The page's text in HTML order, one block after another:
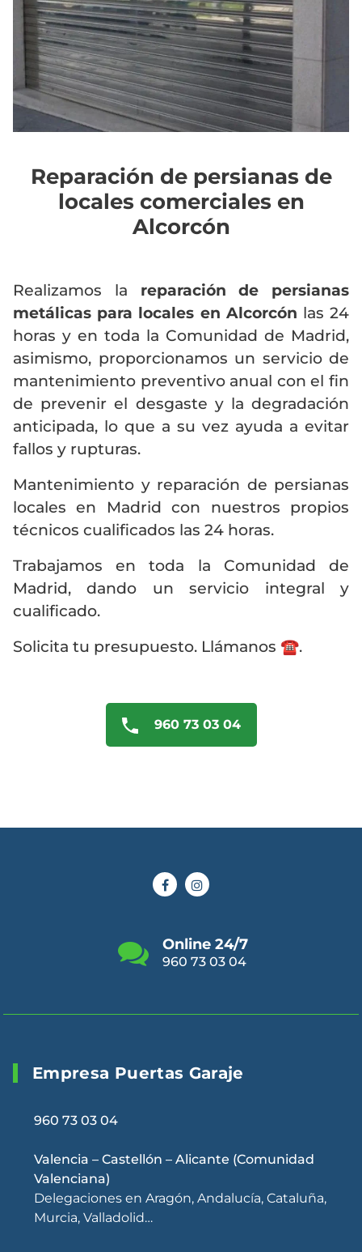
Reparación de persianas de
locales comerciales en
Alcorcón
Realizamos la reparación de persianas
metálicas para locales en Alcorcón las 24
horas y en toda la Comunidad de Madrid,
asimismo, proporcionamos un servicio de
mantenimiento preventivo anual con el fin
de prevenir el desgaste y la degradación
anticipada, lo que a su vez ayuda a evitar
fallos y rupturas.
Mantenimiento y reparación de persianas
locales en Madrid con nuestros propios
técnicos cualificados las 24 horas.
Trabajamos en toda la Comunidad de
Madrid, dando un servicio integral y
cualificado.
Solicita tu presupuesto. Llámanos ☎️.
960 73 03 04
Online 24/7
960 73 03 04
Empresa Puertas Garaje
960 73 03 04
Valencia – Castellón – Alicante (Comunidad
Valenciana)
Delegaciones en Aragón, Andalucía, Cataluña,
Murcia, Valladolid…